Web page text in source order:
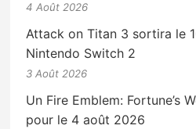
4 Août 2026
Attack on Titan 3 sortira le
Nintendo Switch 2
3 Août 2026
Un Fire Emblem: Fortune’s
pour le 4 août 2026